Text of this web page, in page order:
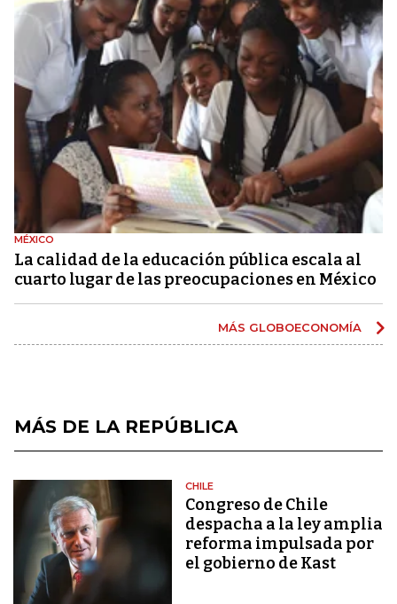
MÉXICO
La calidad de la educación pública escala al
cuarto lugar de las preocupaciones en México
MÁS GLOBOECONOMÍA
MÁS DE LA REPÚBLICA
CHILE
Congreso de Chile
despacha a la ley amplia
reforma impulsada por
el gobierno de Kast